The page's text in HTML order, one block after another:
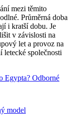
mezi těmito
Průměrná doba
i kratší dobu. Je
v závislosti na
let a provoz na
společnosti
Egypta? Odborné